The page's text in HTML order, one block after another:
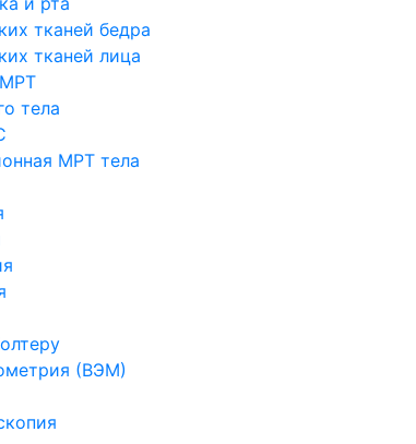
тканей бедра
тканей лица
МРТ
тела
МРТ тела
(ВЭМ)